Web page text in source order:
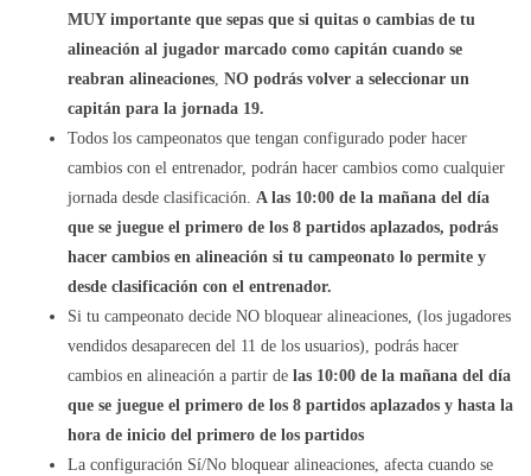
MUY importante que sepas que si quitas o cambias de tu
alineación al jugador marcado como capitán cuando se
reabran alineaciones NO podrás volver a seleccionar un
capitán para la jornada 19.
Todos los campeonatos que tengan configurado poder hacer
cambios con el entrenador, podrán hacer cambios como cualquier
jornada desde clasificación. A las 10:00 de la mañana del día
que se juegue el primero de los 8 partidos aplazados, podrás
hacer cambios en alineación si tu campeonato lo permite y
desde clasificación con el entrenador.
Si tu campeonato decide NO bloquear alineaciones, (los jugadores
vendidos desaparecen del 11 de los usuarios), podrás hacer
cambios en alineación a partir de las 10:00 de la mañana del día
que se juegue el primero de los 8 partidos aplazados y hasta la
hora de inicio del primero de los partidos
La configuración Sí/No bloquear alineaciones, afecta cuando se